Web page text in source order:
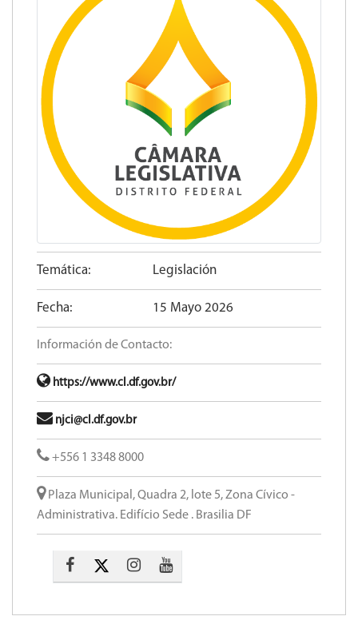
Temática: Legislación
Fecha: 15 Mayo 2026
Información de Contacto:
https://www.cl.df.gov.br/
njci@cl.df.gov.br
+556 1 3348 8000
Plaza Municipal, Quadra 2, lote 5, Zona Cívico -
Administrativa. Edifício Sede . Brasilia DF